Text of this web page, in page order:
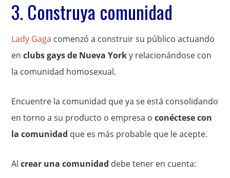
3. Construya comunidad
Lady Gaga comenzó a construir su público actuando
en clubs gays de Nueva Yorky relacionándose con
la comunidad homosexual.
Encuentre la comunidad que ya se está consolidando
en torno a su producto o empresa oconéctese con
la comunidad que es más probable que le acepte.
Al crear una comunidad debe tener en cuenta: